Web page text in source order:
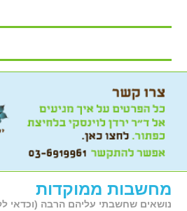
מחשבות ממוקדות
נושאים שחשבתי עליהם הרבה (וכדאי